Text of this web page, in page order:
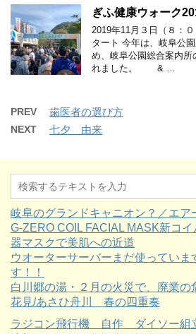
ぎふ健康ウォーク
2019年11月３日（８：
タート 今年は、岐阜公
め、岐阜公園総合案内
れました。 & …
PREV 歯医者の選び方
NEXT 七夕 由来
岐阜のグランドキャニオン？／エア
G-ZERO COIL FACIAL MASK新コ
器マスクで美肌への近道
ウオーターサーバーまだ使っていま
す！！
白川郷の湯・２月の火災で、廃業の
花見/あさひ舟川 春の四重奏
ラジコン飛行機 自作 ダイソー組